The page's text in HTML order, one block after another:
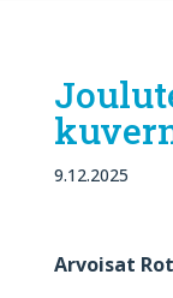
9.12.2025
Arvoisat